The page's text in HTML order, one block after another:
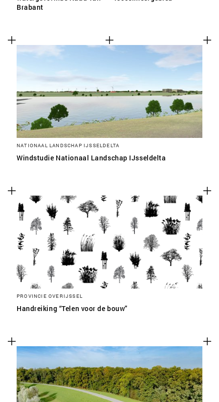
Brabant
NATIONAAL LANDSCHAP IJSSELDELTA
Windstudie Nationaal Landschap IJsseldelta
PROVINCIE OVERIJSSEL
Handreiking “Telen voor de bouw”